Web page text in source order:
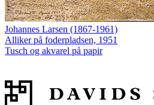
Johannes Larsen (1867-1961)
Alliker på foderpladsen, 1951
Tusch og akvarel på papir